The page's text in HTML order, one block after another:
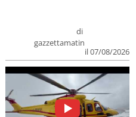
di
gazzettamatin
il 07/08/2026